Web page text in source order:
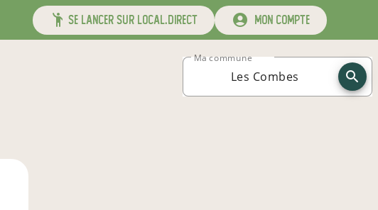
se lancer sur local.direct mon compte
Ma commune